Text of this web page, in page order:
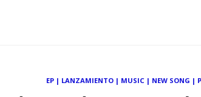
EP | LANZAMIENTO | MUSIC | NEW SONG |